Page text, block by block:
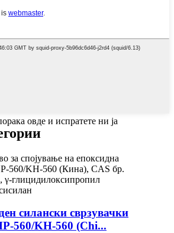
овде и испратете ни ја
силански сврзувачки
560/KH-560 (Chi...